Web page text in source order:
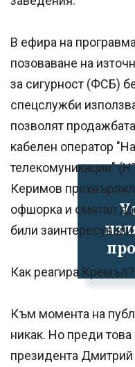
В ефира на
позоваване на
за сигурност (ФСБ)
спецслужби
позволят
кабелен оператор
телекомуникации"
Керимов
офшорка и смятал да
били
Как реагира Кремъл?
Към момента на
никак. Но преди
президента